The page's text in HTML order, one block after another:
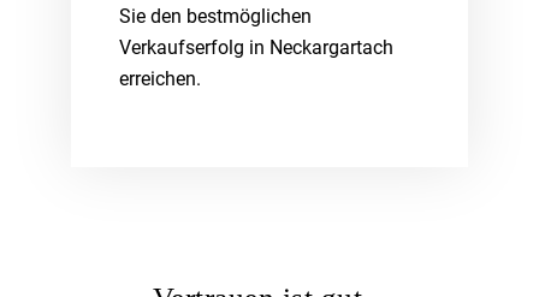
Sie den bestmöglichen
Verkaufserfolg in Neckargartach
erreichen.